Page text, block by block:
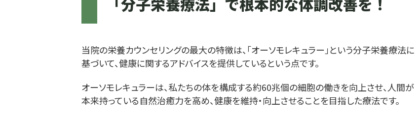
当院の栄養カウンセリングの最大の特徴は、「オーソモレキュラー」という分子栄養療法に
基づいて、健康に関するアドバイスを提供しているという点です。
オーソモレキュラーは、私たちの体を構成する約60兆個の細胞の働きを向上させ、人間が
本来持っている自然治癒力を高め、健康を維持・向上させることを目指した療法です。